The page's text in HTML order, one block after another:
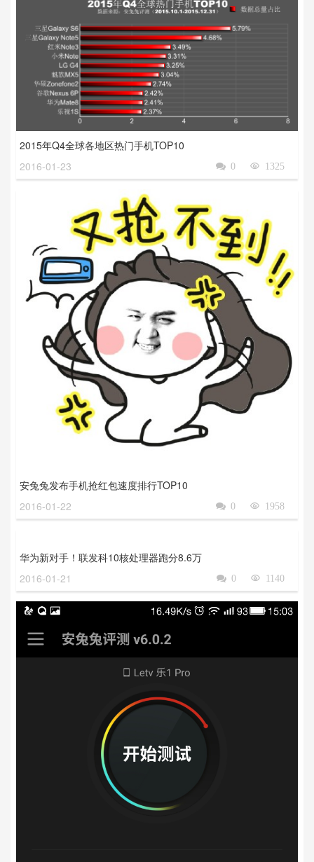
2015年Q4全球各地区热门手机TOP10
2016-01-23
1325

0

安兔兔发布手机抢红包速度排行TOP10
2016-01-22
1958

0

华为新对手！联发科10核处理器跑分8.6万
2016-01-21
1140

0
